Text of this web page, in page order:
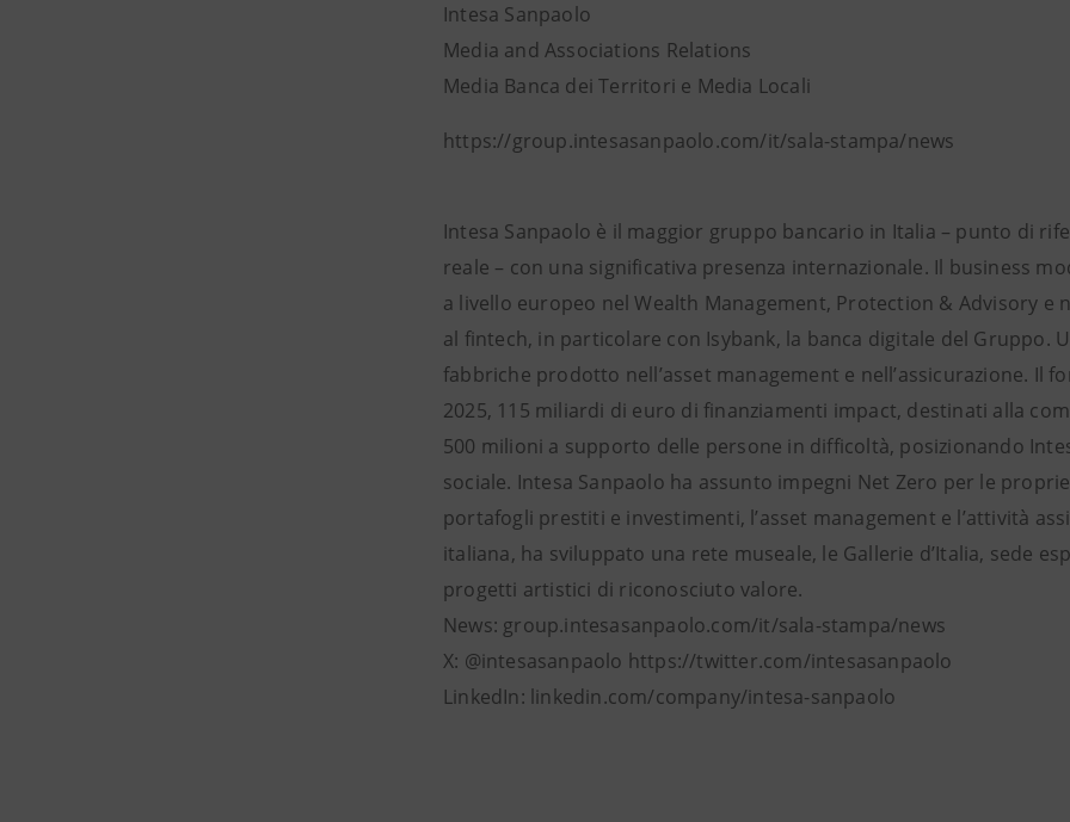
Intesa Sanpaolo
Media and Associations Relations
Media Banca dei Territori e Media Locali
https://group.intesasanpaolo.com/it/sala-stampa/news
Intesa Sanpaolo è il maggior gruppo bancario in Italia – punto di
reale – con una significativa presenza internazionale. Il business
a livello europeo nel Wealth Management, Protection & Advisory
al fintech, in particolare con Isybank, la banca digitale del Gruppo.
fabbriche prodotto nell’asset management e nell’assicurazione. Il
2025, 115 miliardi di euro di finanziamenti impact, destinati alla
500 milioni a supporto delle persone in difficoltà, posizionando
sociale. Intesa Sanpaolo ha assunto impegni Net Zero per le
portafogli prestiti e investimenti, l’asset management e l’attività
italiana, ha sviluppato una rete museale, le Gallerie d’Italia, sede
progetti artistici di riconosciuto valore.
News: group.intesasanpaolo.com/it/sala-stampa/news
X: @intesasanpaolo https://twitter.com/intesasanpaolo
LinkedIn: linkedin.com/company/intesa-sanpaolo